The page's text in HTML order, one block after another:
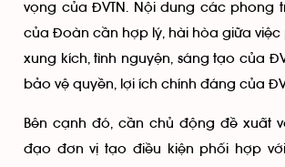
vọng của ĐVTN. Nội dung các phong
của Đoàn cần hợp lý, hài hòa giữa việc
xung kích, tình nguyện, sáng tạo của
bảo vệ quyền, lợi ích chính đáng của
Bên cạnh đó, cần chủ động đề xuất
đạo đơn vị tạo điều kiện phối hợp